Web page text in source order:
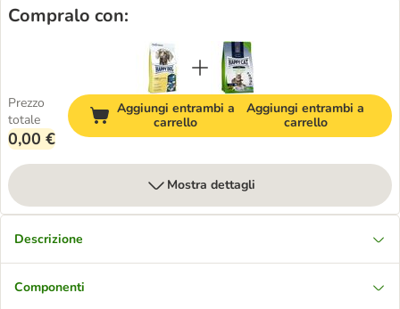
Compralo con:
Prezzo
totale
0,00 €
Aggiungi entrambi a
carrello
Aggiungi entrambi a
carrello
Mostra dettagli
Descrizione
Componenti